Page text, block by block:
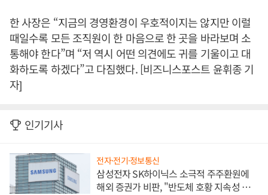
한 사장은 “지금의 경영환경이 우호적이지는 않지만 이럴
때일수록 모든 조직원이 한 마음으로 한 곳을 바라보며 소
통해야 한다”며 “저 역시 어떤 의견에도 귀를 기울이고 대
화하도록 하겠다”고 다짐했다. [비즈니스포스트 윤휘종 기
자]
인기기사
전자·전기·정보통신
삼성전자 SK하이닉스 소극적 주주환원에
해외 증권가 비판, "반도체 호황 지속성 의